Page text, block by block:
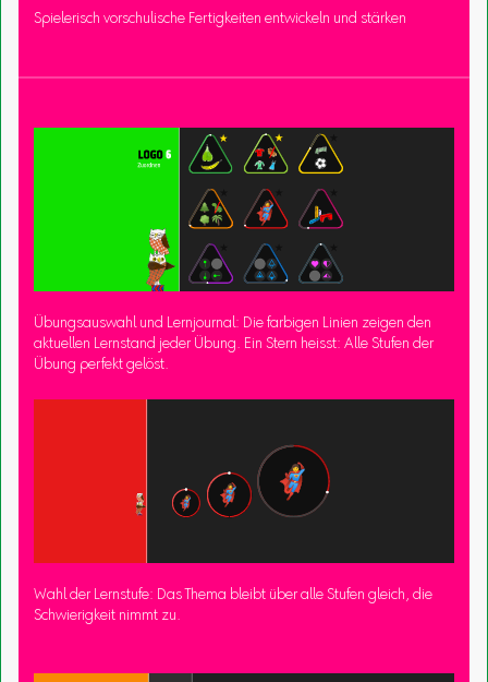
Spielerisch vorschulische Fertigkeiten entwickeln und stärken
Übungsauswahl und Lernjournal: Die farbigen Linien zeigen den
aktuellen Lernstand jeder Übung. Ein Stern heisst: Alle Stufen der
Übung perfekt gelöst.
Wahl der Lernstufe: Das Thema bleibt über alle Stufen gleich, die
Schwierigkeit nimmt zu.